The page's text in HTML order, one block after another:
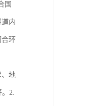
国
内
环
、地
2.